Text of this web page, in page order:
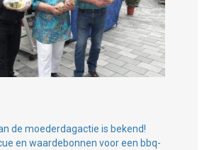
de moederdagactie is bekend!
en waardebonnen voor een bbq-